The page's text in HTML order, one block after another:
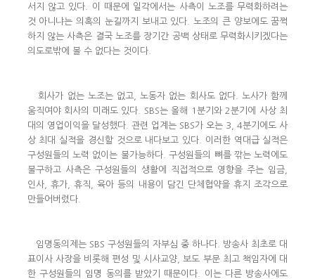
서지 않고 있다. 이 때문에 일각에서는 사측이 노조를 무력화하려는
것 아니냐는 의혹의 눈길까지 보내고 있다. 노조의 큰 양보에도 꿈쩍
하지 않는 사측은 결국 노조를 장기간 공백 상태로 무력화시키겠다는
의도로밖에 볼 수 없다는 것이다.
회사가 없는 노조는 없고, 노동자 없는 회사도 없다. 노사가 함께
움직여야 회사의 미래도 있다. SBS는 올해 1분기와 2분기에 사상 최
대의 영업이익을 달성했다. 관련 업계는 SBS가 오는 3, 4분기에도 사
상 최대 실적을 경신할 것으로 내다보고 있다. 이러한 역대급 실적은
구성원들의 노력 없이는 불가능하다. 구성원들의 뼈를 깎는 노력에도
불구하고 사측은 구성원들의 생활에 직접적으로 영향을 주는 임금,
인사, 휴가, 휴직, 육아 등의 내용이 담긴 단체협약을 휴지 조각으로
만들어버렸다.
임명동의제는 SBS 구성원들의 자부심 중 하나다. 방송사 최초로 대
표이사 사장을 비롯해 편성 및 시사교양, 보도 부문 최고 책임자에 대
한 구성원들의 임명 동의를 받았기 때문이다. 이는 다른 방송사에도